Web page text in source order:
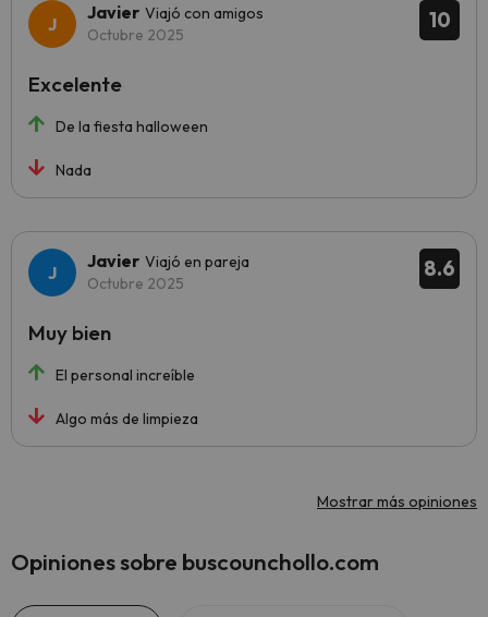
10
Javier Viajó con amigos
Octubre 2025
De la fiesta halloween
Nada
Excelente
8.6
Javier Viajó en pareja
Octubre 2025
El personal increíble
Algo más de limpieza
Muy bien
Mostrar más opiniones
Opiniones sobre buscounchollo.com